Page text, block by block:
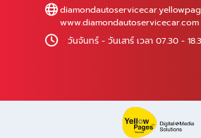
www.diamondautoservicecar.com
วันจันทร์ - วันเสาร์ เวลา 07.30 -